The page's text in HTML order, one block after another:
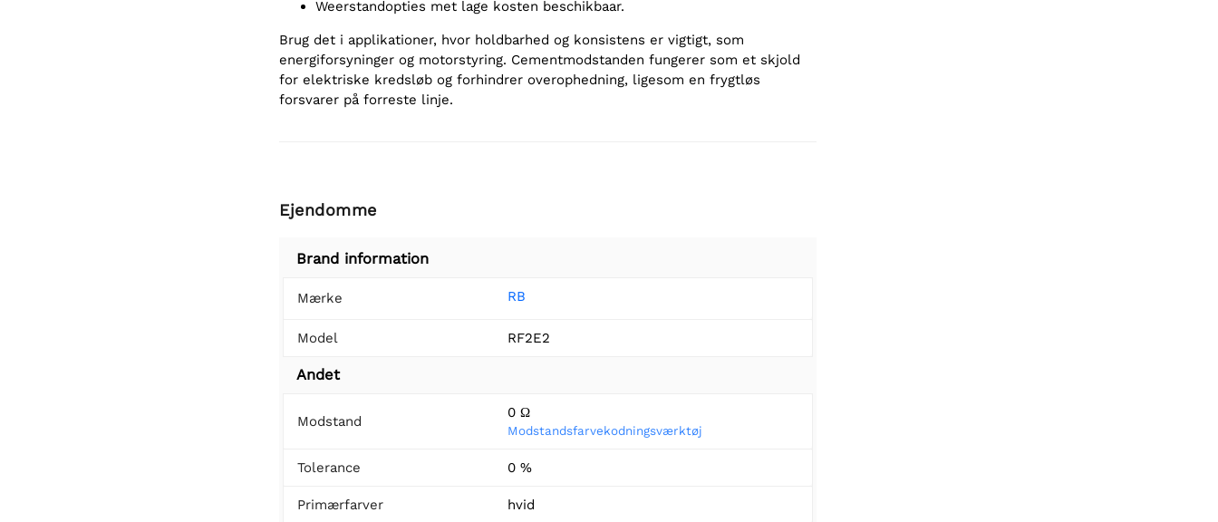
Weerstandopties met lage kosten beschikbaar.
Brug det i applikationer, hvor holdbarhed og konsistens er vigtigt, som
energiforsyninger og motorstyring. Cementmodstanden fungerer som et skjold
for elektriske kredsløb og forhindrer overophedning, ligesom en frygtløs
forsvarer på forreste linje.
Ejendomme
Brand information
Mærke RB
Model RF2E2
Andet
Modstand
0 Ω
Modstandsfarvekodningsværktøj
Tolerance 0 %
Primærfarver hvid